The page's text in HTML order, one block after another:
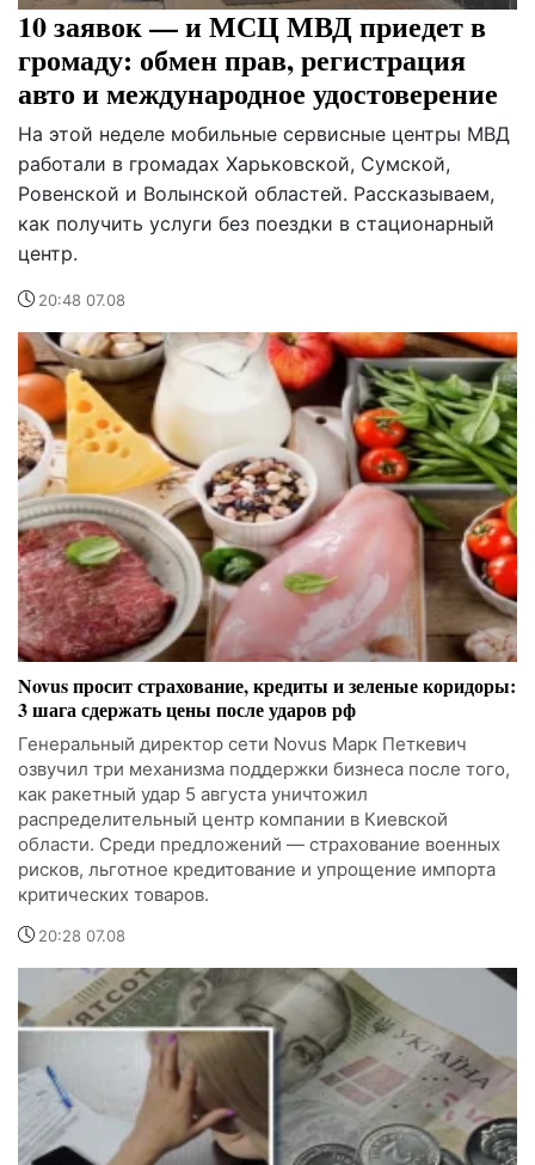
10 заявок — и МСЦ МВД приедет в
громаду: обмен прав, регистрация
авто и международное удостоверение
На этой неделе мобильные сервисные центры МВД
работали в громадах Харьковской, Сумской,
Ровенской и Волынской областей. Рассказываем,
как получить услуги без поездки в стационарный
центр.
20:48 07.08
Novus просит страхование, кредиты и зеленые коридоры:
3 шага сдержать цены после ударов рф
Генеральный директор сети Novus Марк Петкевич
озвучил три механизма поддержки бизнеса после того,
как ракетный удар 5 августа уничтожил
распределительный центр компании в Киевской
области. Среди предложений — страхование военных
рисков, льготное кредитование и упрощение импорта
критических товаров.
20:28 07.08